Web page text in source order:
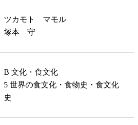
ツカモト マモル
塚本 守
B 文化・食文化
5 世界の食文化・食物史・食文化
史